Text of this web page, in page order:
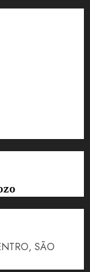
SÃO